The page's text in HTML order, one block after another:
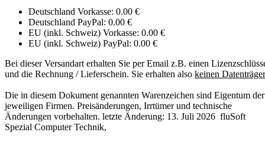
Deutschland Vorkasse: 0.00 €
Deutschland PayPal: 0.00 €
EU (inkl. Schweiz) Vorkasse: 0.00 €
EU (inkl. Schweiz) PayPal: 0.00 €
Bei dieser Versandart erhalten Sie per Email z.B. einen
und die Rechnung / Lieferschein. Sie erhalten also keinen Datenträger
Die in diesem Dokument genannten Warenzeichen sind Eigentum der
jeweiligen Firmen. Preisänderungen, Irrtümer und technische
Änderungen vorbehalten. letzte Änderung: 13. Juli 2026 fluSoft
Spezial Computer Technik,